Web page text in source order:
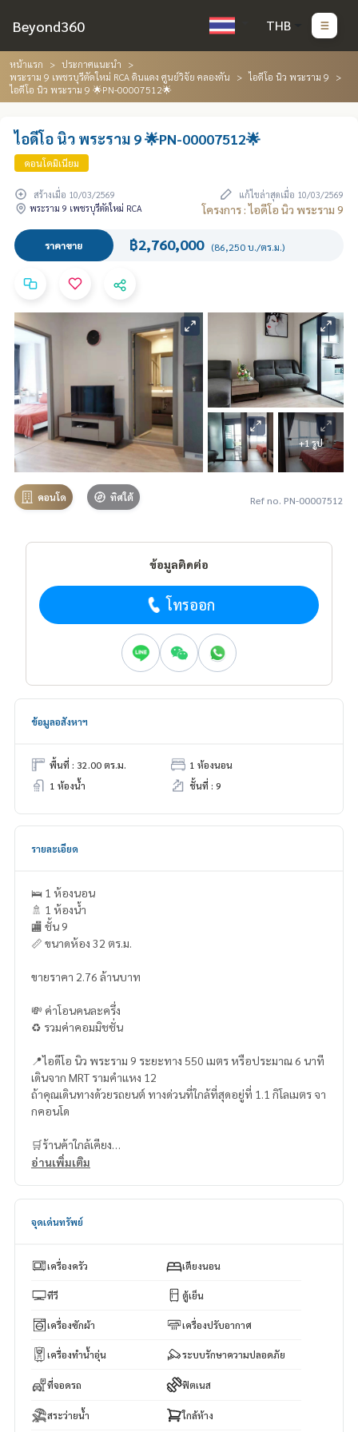
Beyond360 THB
หน้าแรก
ประกาศแนะนำ
พระราม 9 เพชรบุรีตัดใหม่ RCA ดินแดง ศูนย์วิจัย คลองตัน
ไอดีโอ นิว พระราม 9
ไอดีโอ นิว พระราม 9 🌟PN-00007512🌟
ไอดีโอ นิว พระราม 9 🌟PN-00007512🌟
คอนโดมิเนียม
สร้างเมื่อ 10/03/2569
แก้ไขล่าสุดเมื่อ 10/03/2569
พระราม 9 เพชรบุรีตัดใหม่ RCA
โครงการ : ไอดีโอ นิว พระราม 9
ราคาขาย ฿2,760,000 (86,250 บ./ตร.ม.)
+1 รูป
คอนโด ทิศใต้ Ref no. PN-00007512
ข้อมูลติดต่อ
โทรออก
ข้อมูลอสังหาฯ
พื้นที่ : 32.00 ตร.ม.
1 ห้องนอน
1 ห้องน้ำ
ชั้นที่ : 9
รายละเอียด
🛌 1 ห้องนอน
🚿 1 ห้องน้ำ
🏬 ชั้น 9
📏 ขนาดห้อง 32 ตร.ม.
ขายราคา 2.76 ล้านบาท
💸 ค่าโอนคนละครึ่ง
♻️ รวมค่าคอมมิชชั่น
📍ไอดีโอ นิว พระราม 9 ระยะทาง 550 เมตร หรือประมาณ 6 นาที
เดินจาก MRT รามคำแหง 12
ถ้าคุณเดินทางด้วยรถยนต์ ทางด่วนที่ใกล้ที่สุดอยู่ที่ 1.1 กิโลเมตร จา
กคอนโด
🛒ร้านค้าใกล้เคียง
ฟู้ดแลนด์ หัวหมาก – 220 เมตร (เดิน 3 นาที)
ศูนย์การค้า เมเจอร์ ฮอลิวูด – 1.5 กิโลเมตร (ขับรถ 5 นาที)
อ่านเพิ่มเติม
จุดเด่นทรัพย์
เครื่องครัว เตียงนอน
ทีวี ตู้เย็น
เครื่องซักผ้า เครื่องปรับอากาศ
เครื่องทำน้ำอุ่น ระบบรักษาความปลอดภัย
ที่จอดรถ ฟิตเนส
สระว่ายน้ำ ใกล้ห้าง